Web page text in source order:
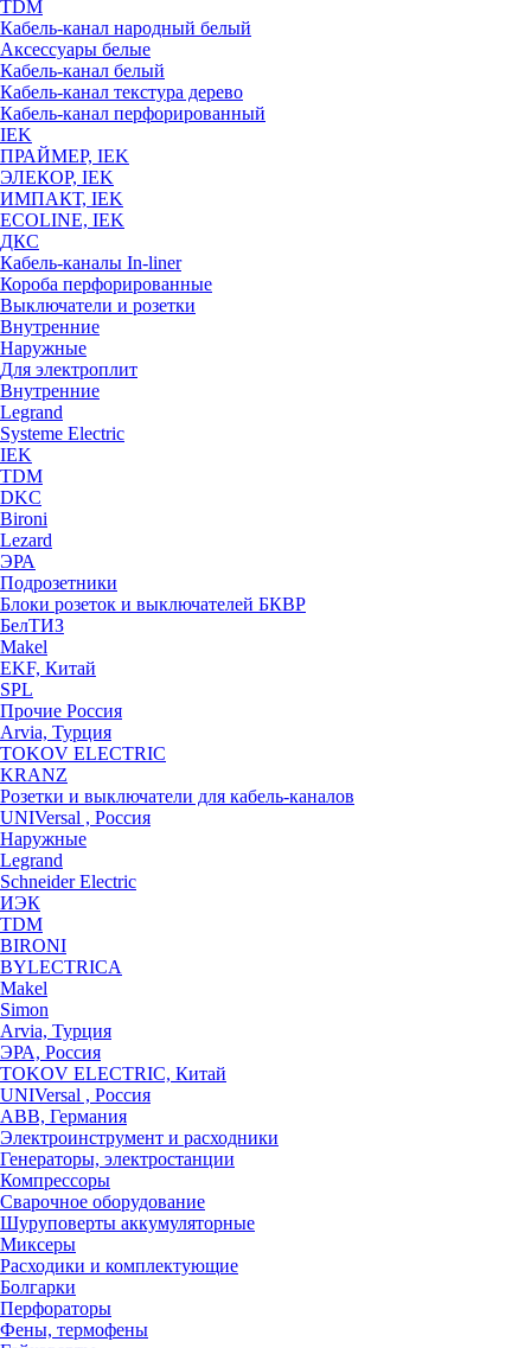
TDM
Кабель-канал народный белый
Аксессуары белые
Кабель-канал белый
Кабель-канал текстура дерево
Кабель-канал перфорированный
IEK
ПРАЙМЕР, IEK
ЭЛЕКОР, IEK
ИМПАКТ, IEK
ECOLINE, IEK
ДКС
Кабель-каналы In-liner
Короба перфорированные
Выключатели и розетки
Внутренние
Наружные
Для электроплит
Внутренние
Legrand
Systeme Electric
IEK
TDM
DKC
Bironi
Lezard
ЭРА
Подрозетники
Блоки розеток и выключателей БКВР
БелТИЗ
Makel
EKF, Китай
SPL
Прочие Россия
Arvia, Турция
TOKOV ELECTRIC
KRANZ
Розетки и выключатели для кабель-каналов
UNIVersal , Россия
Наружные
Legrand
Schneider Electric
ИЭК
TDM
BIRONI
BYLECTRICA
Makel
Simon
Arvia, Турция
ЭРА, Россия
TOKOV ELECTRIC, Китай
UNIVersal , Россия
ABB, Германия
Электроинструмент и расходники
Генераторы, электростанции
Компрессоры
Сварочное оборудование
Шуруповерты аккумуляторные
Миксеры
Расходики и комплектующие
Болгарки
Перфораторы
Фены, термофены